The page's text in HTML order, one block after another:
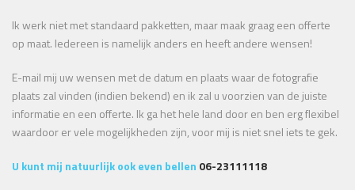
Ik werk niet met standaard pakketten, maar maak graag een offerte
op maat. Iedereen is namelijk anders en heeft andere wensen!
E-mail mij uw wensen met de datum en plaats waar de fotografie
plaats zal vinden (indien bekend) en ik zal u voorzien van de juiste
informatie en een offerte. Ik ga het hele land door en ben erg flexibel
waardoor er vele mogelijkheden zijn, voor mij is niet snel iets te gek.
U kunt mij natuurlijk ook even bellen 06-23111118